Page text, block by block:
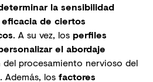
la sensibilidad
de ciertos
. A su vez, los perfiles
el abordaje
procesamiento nervioso del
los factores